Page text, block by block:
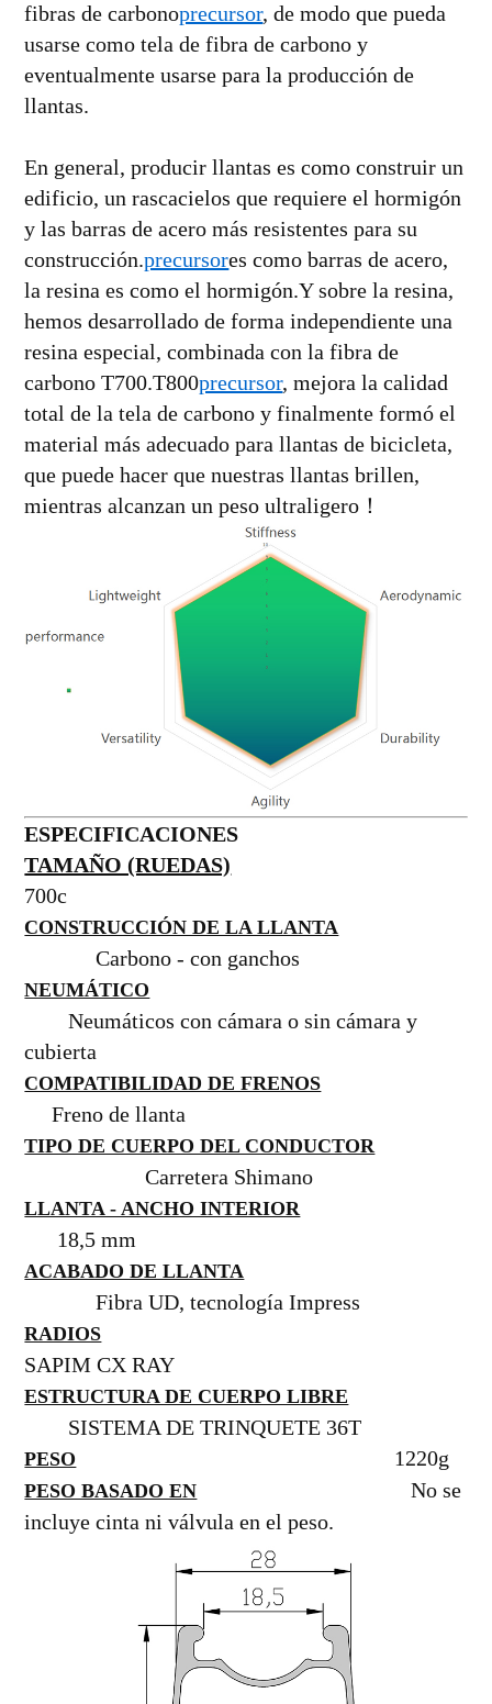
fibras de carbonoprecursor, de modo que pueda
usarse como tela de fibra de carbono y
eventualmente usarse para la producción de
llantas.
En general, producir llantas es como construir un
edificio, un rascacielos que requiere el hormigón
y las barras de acero más resistentes para su
construcción.precursores como barras de acero,
la resina es como el hormigón.Y sobre la resina,
hemos desarrollado de forma independiente una
resina especial, combinada con la fibra de
carbono T700.T800precursor, mejora la calidad
total de la tela de carbono y finalmente formó el
material más adecuado para llantas de bicicleta,
que puede hacer que nuestras llantas brillen,
mientras alcanzan un peso ultraligero！
ESPECIFICACIONES
TAMAÑO (RUEDAS)
700c
CONSTRUCCIÓN DE LA LLANTA
Carbono - con ganchos
NEUMÁTICO
Neumáticos con cámara o sin cámara y
cubierta
COMPATIBILIDAD DE FRENOS
Freno de llanta
TIPO DE CUERPO DEL CONDUCTOR
Carretera Shimano
LLANTA - ANCHO INTERIOR
18,5 mm
ACABADO DE LLANTA
Fibra UD, tecnología Impress
RADIOS
SAPIM CX RAY
ESTRUCTURA DE CUERPO LIBRE
SISTEMA DE TRINQUETE 36T
PESO 1220g
PESO BASADO EN No se
incluye cinta ni válvula en el peso.